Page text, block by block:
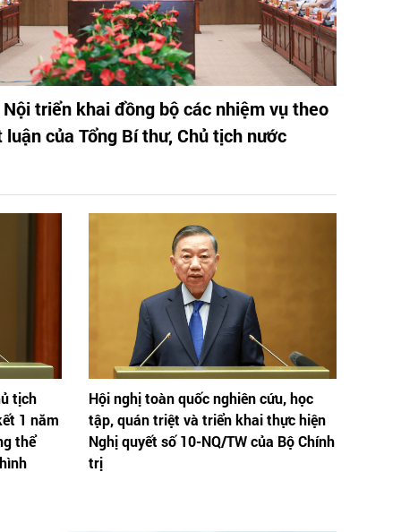
Nội triển khai đồng bộ các nhiệm vụ theo
luận của Tổng Bí thư, Chủ tịch nước
tịch
1 năm
thể
Hội nghị toàn quốc nghiên cứu, học
tập, quán triệt và triển khai thực hiện
Nghị quyết số 10-NQ/TW của Bộ Chính
trị